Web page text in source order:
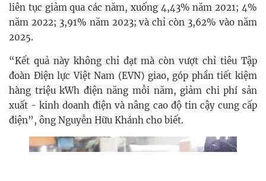
liên tục giảm qua các năm, xuống 4,43% năm 2021; 4%
năm 2022; 3,91% năm 2023; và chỉ còn 3,62% vào năm
2025.
“Kết quả này không chỉ đạt mà còn vượt chỉ tiêu Tập
đoàn Điện lực Việt Nam (EVN) giao, góp phần tiết kiệm
hàng triệu kWh điện năng mỗi năm, giảm chi phí sản
xuất - kinh doanh điện và nâng cao độ tin cậy cung cấp
điện”, ông Nguyễn Hữu Khánh cho biết.